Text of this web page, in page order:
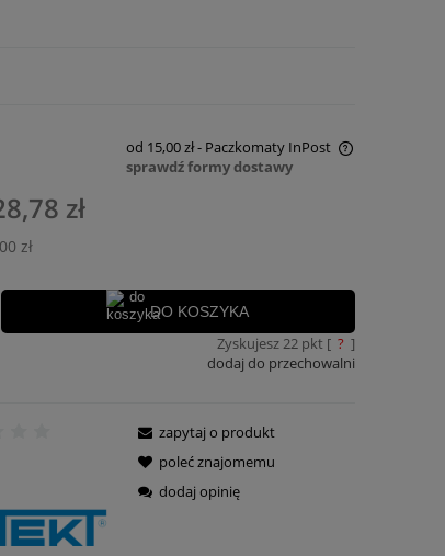
od 15,00 zł- Paczkomaty InPost
Cena nie zawiera ewentualnych kosztów
płatności
sprawdź formy dostawy
zł
zł
DO KOSZYKA
Zyskujesz22pkt [ ? ]
dodaj do przechowalni
zapytaj o produkt
poleć znajomemu
dodaj opinię